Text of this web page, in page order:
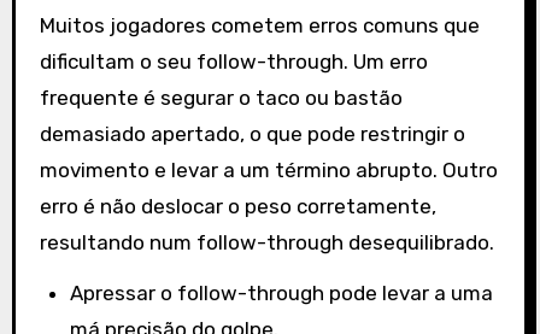
Muitos jogadores cometem erros comuns que
dificultam o seu follow-through. Um erro
frequente é segurar o taco ou bastão
demasiado apertado, o que pode restringir o
movimento e levar a um término abrupto. Outro
erro é não deslocar o peso corretamente,
resultando num follow-through desequilibrado.
Apressar o follow-through pode levar a uma